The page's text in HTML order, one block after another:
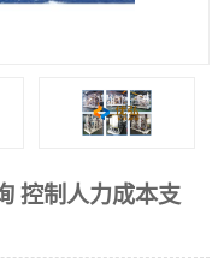
控制人力成本支